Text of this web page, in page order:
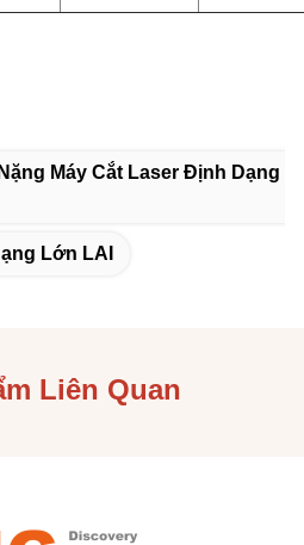
Máy Cắt Laser Định Dạng
Lớn LAI
Liên Quan